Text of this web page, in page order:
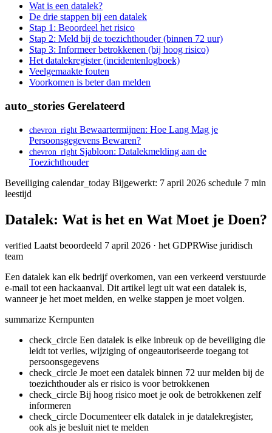
Wat is een datalek?
De drie stappen bij een datalek
Stap 1: Beoordeel het risico
Stap 2: Meld bij de toezichthouder (binnen 72 uur)
Stap 3: Informeer betrokkenen (bij hoog risico)
Het datalekregister (incidentenlogboek)
Veelgemaakte fouten
Voorkomen is beter dan melden
auto_stories Gerelateerd
chevron_right Bewaartermijnen: Hoe Lang Mag je
Persoonsgegevens Bewaren?
chevron_right Sjabloon: Datalekmelding aan de
Toezichthouder
Beveiliging calendar_today Bijgewerkt: 7 april 2026 schedule 7 min
leestijd
Datalek: Wat is het en Wat Moet je Doen?
verified Laatst beoordeeld 7 april 2026 · het GDPRWise juridisch
team
Een datalek kan elk bedrijf overkomen, van een verkeerd verstuurde
e-mail tot een hackaanval. Dit artikel legt uit wat een datalek is,
wanneer je het moet melden, en welke stappen je moet volgen.
summarize Kernpunten
check_circle Een datalek is elke inbreuk op de beveiliging die
leidt tot verlies, wijziging of ongeautoriseerde toegang tot
persoonsgegevens
check_circle Je moet een datalek binnen 72 uur melden bij de
toezichthouder als er risico is voor betrokkenen
check_circle Bij hoog risico moet je ook de betrokkenen zelf
informeren
check_circle Documenteer elk datalek in je datalekregister,
ook als je besluit niet te melden